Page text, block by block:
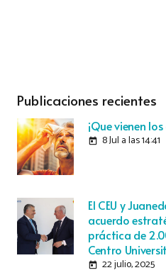
Publicaciones recientes
¡Que vienen
today 8 Jul a las 14:41
El CEU y
acuerdo
práctica de
Centro
today 22 julio, 2025